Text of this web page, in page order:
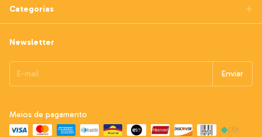
Categorias
Newsletter
Meios de pagamento